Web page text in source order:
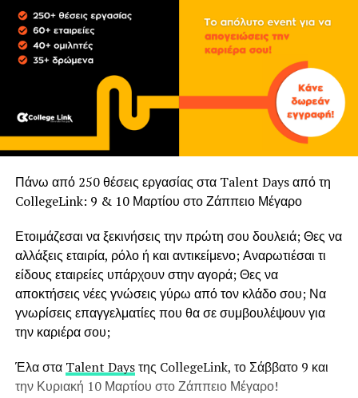
Πάνω από 250 θέσεις εργασίας στα Talent Days από τη
CollegeLink: 9 & 10 Μαρτίου στο Ζάππειο Μέγαρο
Ετοιμάζεσαι να ξεκινήσεις την πρώτη σου δουλειά; Θες να
αλλάξεις εταιρία, ρόλο ή και αντικείμενο; Αναρωτιέσαι τι
είδους εταιρείες υπάρχουν στην αγορά; Θες να
αποκτήσεις νέες γνώσεις γύρω από τον κλάδο σου; Να
γνωρίσεις επαγγελματίες που θα σε συμβουλέψουν για
την καριέρα σου;
Έλα στα Talent Daysτης CollegeLink, το Σάββατο 9 και
την Κυριακή 10 Μαρτίου στο Ζάππειο Μέγαρο!